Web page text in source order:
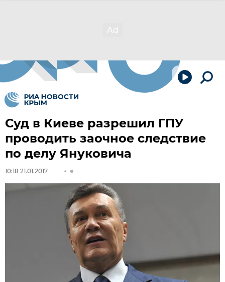
Суд в Киеве разрешил ГПУ
проводить заочное следствие
по делу Януковича
10:18 21.01.2017